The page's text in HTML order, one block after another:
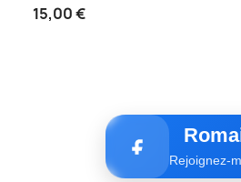
15,00 €
Rejoignez-